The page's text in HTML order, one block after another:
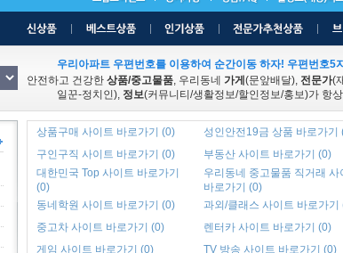
우리아파트 우편번호를 이용하여 순간이동 하자! 우편번호
안전하고 건강한 상품/중고물품, 우리동네 가게 (문앞배달), 전문가(
일꾼-정치인), 정보(커뮤니티/생활정보/할인정보/홍보)가 항
상품구매 사이트 바로가기 (0) 성인안전19금 상품 바로가기
구인구직 사이트 바로가기 (0)
부동산 사이트 바로가기 (0)
대한민국 Top 사이트 바로가기
(0)
우리동네 중고물품 직거래 사
바로가기 (0)
동네학원 사이트 바로가기 (0)
과외/클래스 사이트 바로가기
중고차 사이트 바로가기 (0)
렌터카 사이트 바로가기 (0)
게임 사이트 바로가기 (0)
TV 방송 사이트 바로가기 (0)